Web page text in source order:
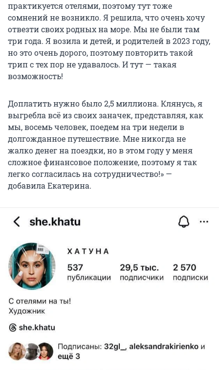
практикуется отелями, поэтому тут тоже
сомнений не возникло. Я решила, что очень хочу
отвезти своих родных на море. Мы не были там
три года. Я возила и детей, и родителей в 2023 году,
но это очень дорого, поэтому повторить такой
трип с тех пор не удавалось. И тут — такая
возможность!
Доплатить нужно было 2,5 миллиона. Клянусь, я
выгребла всё из своих заначек, представляя, как
мы, восемь человек, поедем на три недели в
долгожданное путешествие. Мне никогда не
жалко денег на поездки, но в этом году у меня
сложное финансовое положение, поэтому я так
легко согласилась на сотрудничество!» —
добавила Екатерина.